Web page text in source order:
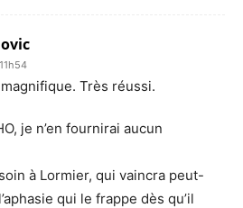
Très réussi.
je n’en fournirai aucun
à Lormier, qui vaincra peut-
qui le frappe dès qu’il